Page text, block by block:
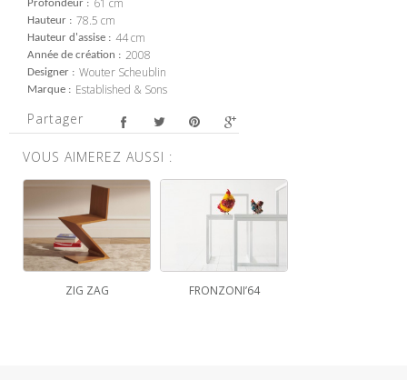
Profondeur 61 cm
Hauteur 78.5 cm
Hauteur d'assise 44 cm
Année de création 2008
Designer Wouter Scheublin
Marque Established & Sons
Partager
VOUS AIMEREZ AUSSI :
ZIG ZAG FRONZONI’64